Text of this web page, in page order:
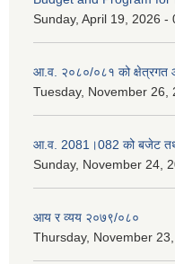
Sunday, April 19, 2026 -
आ.व. २०८०/०८१ को क्षेत्रगत
Tuesday, November 26,
आ.व. 2081।082 को बजेट
Sunday, November 24,
आय र व्यय २०७९/०८०
Thursday, November